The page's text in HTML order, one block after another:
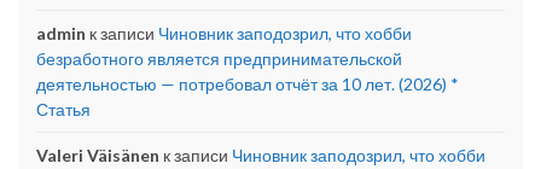
admin к записи Чиновник заподозрил, что хобби
безработного является предпринимательской
деятельностью — потребовал отчёт за 10 лет. (2026) *
Статья
Valeri Väisänen к записи Чиновник заподозрил, что хобби